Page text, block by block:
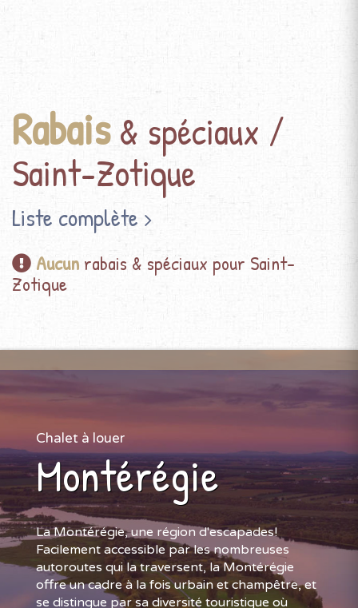
Rabais& spéciaux /
Saint-Zotique
Liste complète
Aucun rabais & spéciaux pour Saint-
Zotique
Chalet à louer
Montérégie
La Montérégie, une région d'escapades!
Facilement accessible par les nombreuses
autoroutes qui la traversent, la Montérégie
offre un cadre à la fois urbain et champêtre, et
se distingue par sa diversité touristique où